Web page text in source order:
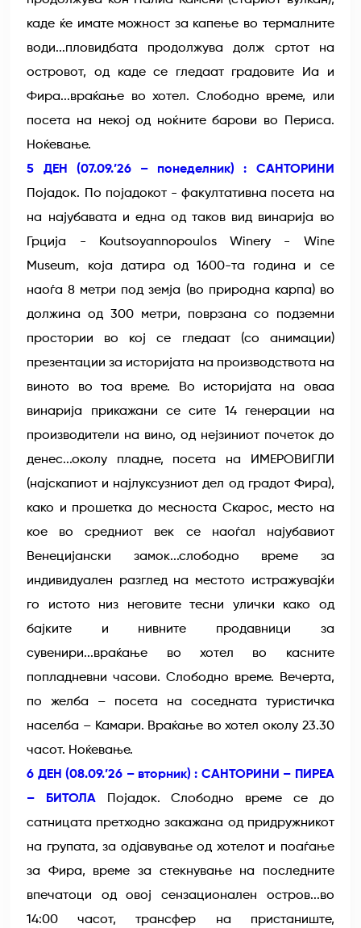
каде ќе имате можност за капење во термалните
води...пловидбата продолжува долж сртот на
островот, од каде се гледаат градовите Иа и
Фира...враќање во хотел. Слободно време, или
посета на некој од ноќните барови во Периса.
Ноќевање.
5 ДЕН (07.09.’26 – понеделник) : САНТОРИНИ
Појадок. По појадокот - факултативна посета на
на најубавата и една од таков вид винарија во
Грција - Koutsoyannopoulos Winery - Wine
Museum, која датира од 1600-та година и се
наоѓа 8 метри под земја (во природна карпа) во
должина од 300 метри, поврзана со подземни
простории во кој се гледаат (со анимации)
презентации за историјата на производствота на
виното во тоа време. Во историјата на оваа
винарија прикажани се сите 14 генерации на
производители на вино, од нејзиниот почеток до
денес...околу пладне, посета на ИМЕРОВИГЛИ
(најскапиот и најлуксузниот дел од градот Фира),
како и прошетка до месноста Скарос, место на
кое во средниот век се наоѓал најубавиот
Венецијански замок...слободно време за
индивидуален разглед на местото истражувајќи
го истото низ неговите тесни улички како од
бајките и нивните продавници за
сувенири...враќање во хотел во касните
попладневни часови. Слободно време. Вечерта,
по желба – посета на соседната туристичка
населба – Камари. Враќање во хотел околу 23.30
часот. Ноќевање.
6 ДЕН (08.09.’26 – вторник) : САНТОРИНИ – ПИРЕА
– БИТОЛА Појадок. Слободно време се до
сатницата претходно закажана од придружникот
на групата, за одјавување од хотелот и поаѓање
за Фира, време за стекнување на последните
впечатоци од овој сензационален остров...во
14:00 часот, трансфер на пристаниште,